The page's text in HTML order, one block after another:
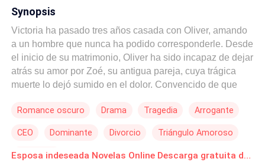
Synopsis
Victoria ha pasado tres años casada con Oliver, amando
a un hombre que nunca ha podido corresponderle. Desde
el inicio de su matrimonio, Oliver ha sido incapaz de dejar
atrás su amor por Zoé, su antigua pareja, cuya trágica
muerte lo dejó sumido en el dolor. Convencido de que
la vida de Zoé, Oliver la ha rechazado constantemente,
esfuerzos por ganarse su afecto, Victoria se resigna a
una relación sin amor, cargando con el peso de la culpa
Romance oscuro Drama Tragedia Arrogante
CEO Dominante Divorcio Triángulo Amoroso
Embarazo Esposa indeseada Novelas Online Descarga gratuita de PDF